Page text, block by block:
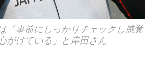
「事前にしっかりチェックし感覚
がけている」と岸田さん